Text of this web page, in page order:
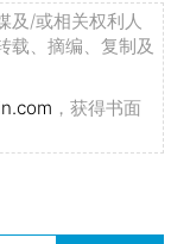
及/或相关权利人
载、摘编、复制及
，获得书面